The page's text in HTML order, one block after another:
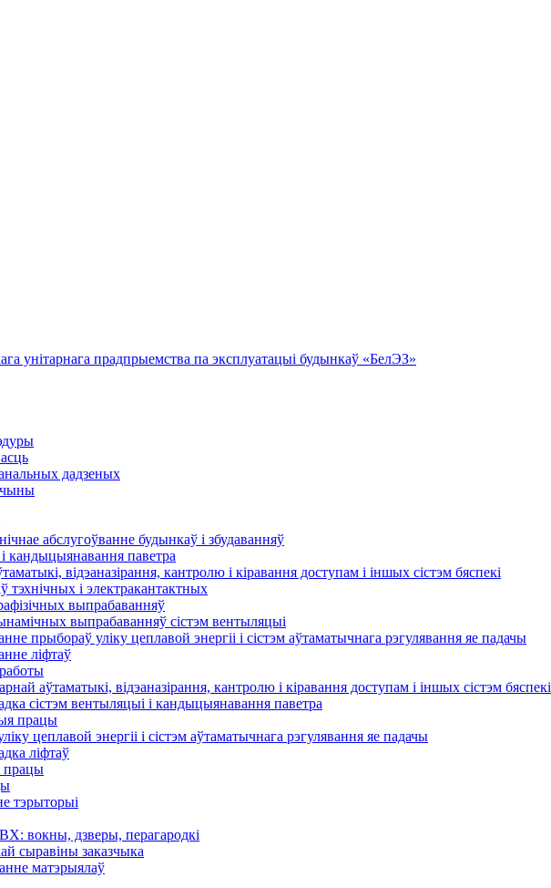
унітарнага прадпрыемства па эксплуатацыі будынкаў «БелЭЗ»
дадзеных
абслугоўванне будынкаў і збудаванняў
кандыцыянавання паветра
відэаназірання, кантролю і кіравання доступам і іншых сістэм бяспекі
тэхнічных і электракантактных
выпрабаванняў
выпрабаванняў сістэм вентыляцыі
прыбораў уліку цеплавой энергіі і сістэм аўтаматычнага рэгулявання яе падачы
ліфтаў
аўтаматыкі, відэаназірання, кантролю і кіравання доступам і іншых сістэм бяспекі
сістэм вентыляцыі і кандыцыянавання паветра
працы
цеплавой энергіі і сістэм аўтаматычнага рэгулявання яе падачы
ліфтаў
працы
тэрыторыі
вокны, дзверы, перагародкі
сыравіны заказчыка
матэрыялаў